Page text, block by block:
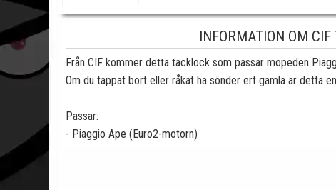
INFORMATION OM
Från CIF kommer detta tacklock som passar mopeden
Om du tappat bort eller råkat ha sönder ert gamla är detta
Passar:
- Piaggio Ape (Euro2-motorn)